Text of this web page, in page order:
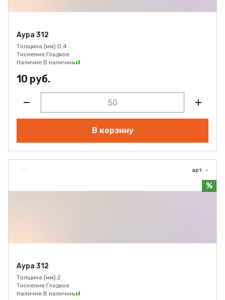
Аура 312
Толщина (мм):0,4
Тиснение:Гладкое
Наличие:В наличии
10 руб.
В корзину
арт. -
%
Аура 312
Толщина (мм):2
Тиснение:Гладкое
Наличие:В наличии